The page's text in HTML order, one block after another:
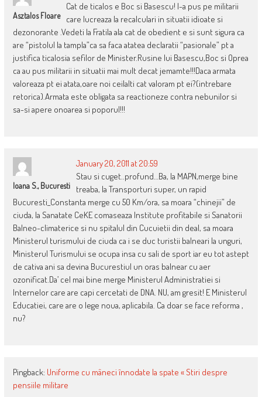
Asztalos Floare
Cat de ticalos e Boc si Basescu! I-a pus pe militarii
care lucreaza la recalculari in situatii idioate si
dezonorante .Vedeti la Fratila ala cat de obedient e si sunt sigura ca
are “pistolul la tampla”ca sa faca atatea declaratii “pasionale” pt a
justifica ticalosia sefilor de Minister.Rusine lui Basescu,Boc si Oprea
ca au pus militarii in situatii mai mult decat jemamte!!!Daca armata
valoreaza pt ei atata,oare noi ceilalti cat valoram pt ei?(intrebare
retorica).Armata este obligata sa reactioneze contra nebunilor si
sa-si apere onoarea si poporul!!!
Ioana S., Bucuresti
January 20, 2011 at 20:59
Stau si cuget..profund…Ba, la MAPN,merge bine
treaba, la Transporturi super, un rapid
Bucuresti_Constanta merge cu 50 Km/ora, sa moara “chinejii” de
ciuda, la Sanatate CeKE comaseaza Institute profitabile si Sanatorii
Balneo-climaterice si nu spitalul din Cucuietii din deal, sa moara
Ministerul turismului de ciuda ca i se duc turistii balneari la unguri,
Ministerul Turismului se ocupa insa cu sali de sport iar eu tot astept
de cativa ani sa devina Bucurestiul un oras balnear cu aer
ozonificat.Da’ cel mai bine merge Ministerul Administratiei si
Internelor care are capi cercetati de DNA. NU, am gresit! E Ministerul
Educatiei, care are o lege noua, aplicabila. Ca doar se face reforma ,
nu?
Pingback: Uniforme cu mâneci înnodate la spate « Stiri despre
pensiile militare